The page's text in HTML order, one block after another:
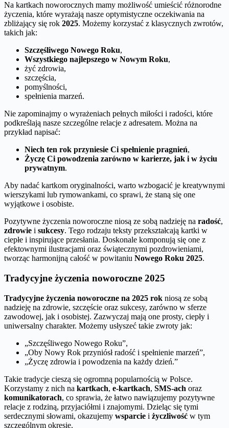
Na kartkach noworocznych mamy możliwość umieścić różnorodne
życzenia, które wyrażają nasze optymistyczne oczekiwania na
zbliżający się rok 2025. Możemy korzystać z klasycznych zwrotów,
takich jak:
Szczęśliwego Nowego Roku,
Wszystkiego najlepszego w Nowym Roku,
żyć zdrowia,
szczęścia,
pomyślności,
spełnienia marzeń.
Nie zapominajmy o wyrażeniach pełnych miłości i radości, które
podkreślają nasze szczególne relacje z adresatem. Można na
przykład napisać:
Niech ten rok przyniesie Ci spełnienie pragnień,
Życzę Ci powodzenia zarówno w karierze, jak i w życiu
prywatnym.
Aby nadać kartkom oryginalności, warto wzbogacić je kreatywnymi
wierszykami lub rymowankami, co sprawi, że staną się one
wyjątkowe i osobiste.
Pozytywne życzenia noworoczne niosą ze sobą nadzieję na radość,
zdrowie i sukcesy. Tego rodzaju teksty przekształcają kartki w
ciepłe i inspirujące przesłania. Doskonale komponują się one z
efektownymi ilustracjami oraz świątecznymi pozdrowieniami,
tworząc harmonijną całość w powitaniu Nowego Roku 2025.
Tradycyjne życzenia noworoczne 2025
Tradycyjne życzenia noworoczne na 2025 rok niosą ze sobą
nadzieję na zdrowie, szczęście oraz sukcesy, zarówno w sferze
zawodowej, jak i osobistej. Zazwyczaj mają one prosty, ciepły i
uniwersalny charakter. Możemy usłyszeć takie zwroty jak:
„Szczęśliwego Nowego Roku”,
„Oby Nowy Rok przyniósł radość i spełnienie marzeń”,
„Życzę zdrowia i powodzenia na każdy dzień.”
Takie tradycje cieszą się ogromną popularnością w Polsce.
Korzystamy z nich na kartkach, e-kartkach, SMS-ach oraz
komunikatorach, co sprawia, że łatwo nawiązujemy pozytywne
relacje z rodziną, przyjaciółmi i znajomymi. Dzieląc się tymi
serdecznymi słowami, okazujemy wsparcie i życzliwość w tym
szczególnym okresie.